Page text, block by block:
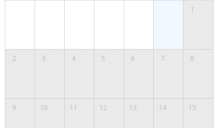
1
2 3 4 5 6 7 8
9 10 11 12 13 14 15